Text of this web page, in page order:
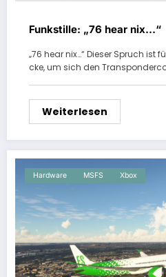
Funkstille: „76 hear nix…“
„76 hear nix…“ Dieser Spruch ist
cke, um sich den
Weiterlesen
Hardware MSFS Xbox